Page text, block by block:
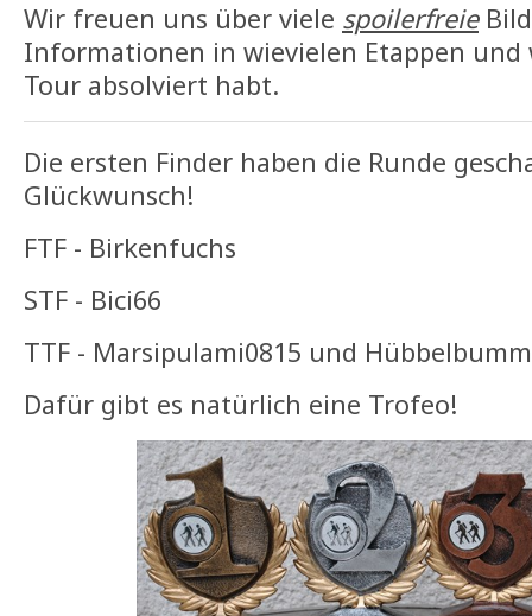
Wir freuen uns über viele spoilerfreie
Informationen in wievielen Etappen und
Tour absolviert habt.
Die ersten Finder haben die Runde
Glückwunsch!
FTF - Birkenfuchs
STF - Bici66
TTF - Marsipulami0815 und
Dafür gibt es natürlich eine Trofeo!